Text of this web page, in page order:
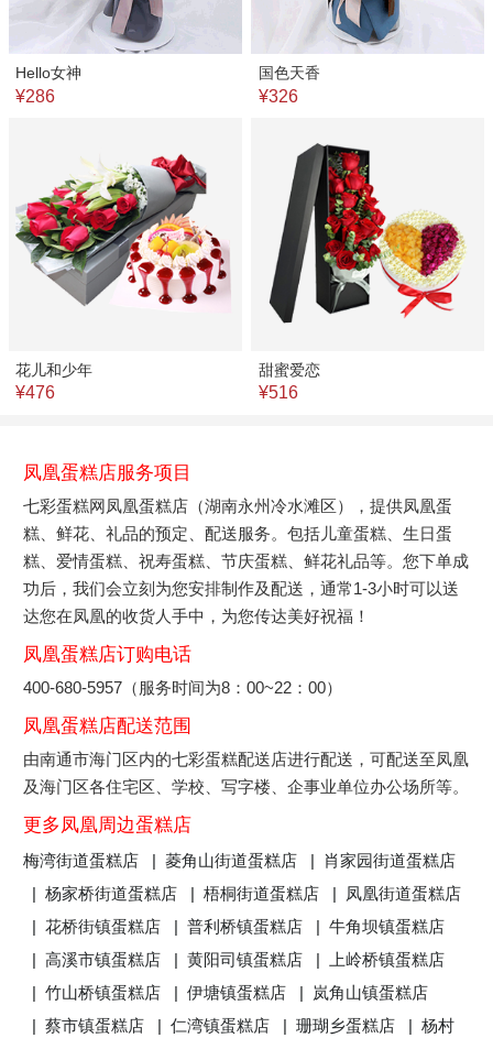
Hello女神
¥286
国色天香
¥326
花儿和少年
¥476
甜蜜爱恋
¥516
凤凰蛋糕店服务项目
七彩蛋糕网凤凰蛋糕店（湖南永州冷水滩区），提供凤凰蛋
糕、鲜花、礼品的预定、配送服务。包括儿童蛋糕、生日蛋
糕、爱情蛋糕、祝寿蛋糕、节庆蛋糕、鲜花礼品等。您下单成
功后，我们会立刻为您安排制作及配送，通常1-3小时可以送
达您在凤凰的收货人手中，为您传达美好祝福！
凤凰蛋糕店订购电话
400-680-5957（服务时间为8：00~22：00）
凤凰蛋糕店配送范围
由南通市海门区内的七彩蛋糕配送店进行配送，可配送至凤凰
及海门区各住宅区、学校、写字楼、企事业单位办公场所等。
更多凤凰周边蛋糕店
梅湾街道蛋糕店 |菱角山街道蛋糕店 | 肖家园街道蛋糕店
|杨家桥街道蛋糕店 |梧桐街道蛋糕店 |
凤凰街道蛋糕店
|花桥街镇蛋糕店 |普利桥镇蛋糕店 |牛角坝镇蛋糕店
|高溪市镇蛋糕店 |黄阳司镇蛋糕店 |
上岭桥镇蛋糕店
|竹山桥镇蛋糕店 |伊塘镇蛋糕店 | 岚角山镇蛋糕店
|蔡市镇蛋糕店 |仁湾镇蛋糕店 |珊瑚乡蛋糕店 |杨村